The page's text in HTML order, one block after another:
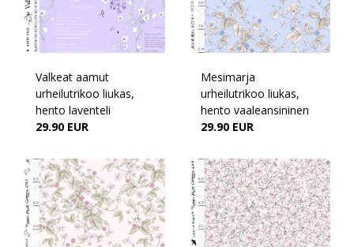
Valkeat aamut
urheilutrikoo liukas,
hento laventeli
29.90 EUR
Mesimarja
urheilutrikoo liukas,
hento vaaleansininen
29.90 EUR